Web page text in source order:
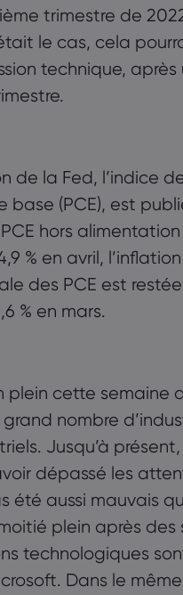
trimestre de
le cas, cela
technique, après
de la Fed, l’indice
(PCE), est
hors
% en avril,
des PCE est
% en mars.
plein cette semaine
nombre
Jusqu’à
dépassé les
été aussi mauvais
plein après
technologiques
Dans le